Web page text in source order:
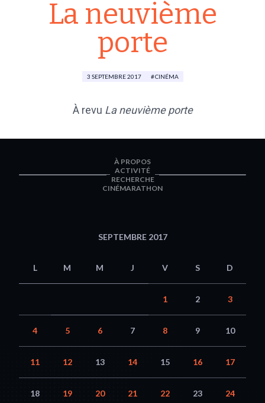
La neuvième
porte
3 SEPTEMBRE 2017 CINÉMA
À revu La neuvième porte
À PROPOS
ACTIVITÉ
RECHERCHE
CINÉMARATHON
SEPTEMBRE 2017
L M M J V S D
1 2 3
4 5 6 7 8 9 10
11 12 13 14 15 16 17
18 19 20 21 22 23 24